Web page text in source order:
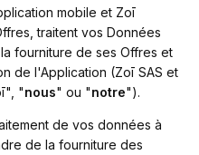
mobile et Zoī
traitent vos Données
fourniture de ses Offres et
de l'Application (Zoī SAS et
"nous" ou "notre").
de vos données à
de la fourniture des